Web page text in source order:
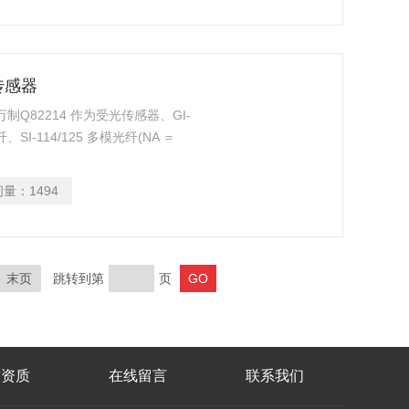
感器
制Q82214 作为受光传感器、GI-
SI-114/125 多模光纤(NA ＝
： 1494
末页 跳转到第 页
质 在线留言 联系我们